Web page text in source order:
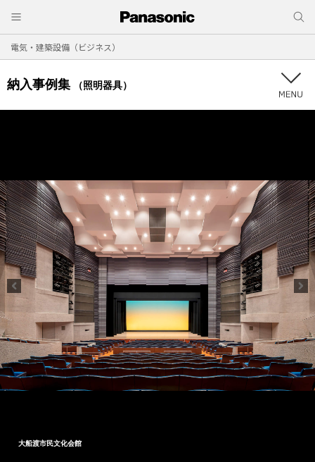
電気・建築設備（ビジネス）
納入事例集 （照明器具）
十和田市総合体育センター